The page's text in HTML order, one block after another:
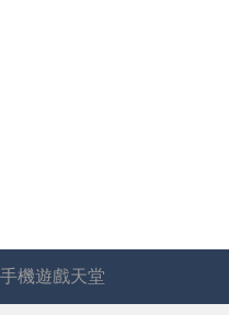
機遊戲天堂